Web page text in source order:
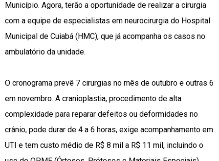
Município. Agora, terão a oportunidade de realizar a cirurgia
com a equipe de especialistas em neurocirurgia do Hospital
Municipal de Cuiabá (HMC), que já acompanha os casos no
ambulatório da unidade.
O cronograma prevê 7 cirurgias no mês de outubro e outras 6
em novembro. A cranioplastia, procedimento de alta
complexidade para reparar defeitos ou deformidades no
crânio, pode durar de 4 a 6 horas, exige acompanhamento em
UTI e tem custo médio de R$ 8 mil a R$ 11 mil, incluindo o